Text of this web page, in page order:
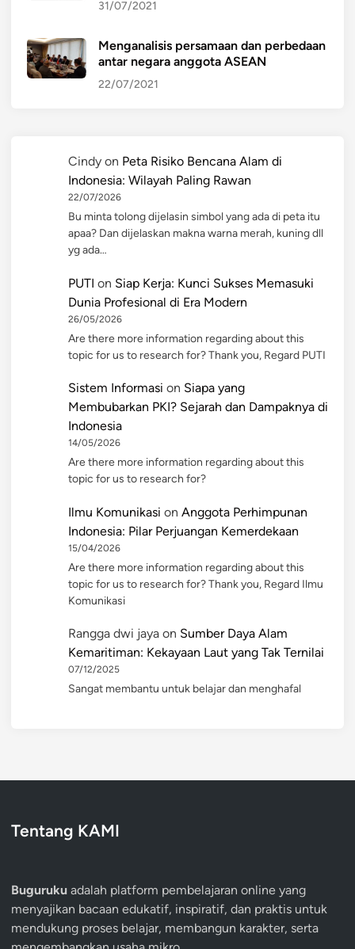
31/07/2021
Menganalisis persamaan dan perbedaan
antar negara anggota ASEAN
22/07/2021
Cindy on Peta Risiko Bencana Alam di
Indonesia: Wilayah Paling Rawan
22/07/2026
Bu minta tolong dijelasin simbol yang ada di peta itu
apaa? Dan dijelaskan makna warna merah, kuning dll
yg ada…
PUTI on Siap Kerja: Kunci Sukses Memasuki
Dunia Profesional di Era Modern
26/05/2026
Are there more information regarding about this
topic for us to research for? Thank you, Regard PUTI
Sistem Informasi on Siapa yang
Membubarkan PKI? Sejarah dan Dampaknya di
Indonesia
14/05/2026
Are there more information regarding about this
topic for us to research for?
Ilmu Komunikasi on Anggota Perhimpunan
Indonesia: Pilar Perjuangan Kemerdekaan
15/04/2026
Are there more information regarding about this
topic for us to research for? Thank you, Regard Ilmu
Komunikasi
Rangga dwi jaya on Sumber Daya Alam
Kemaritiman: Kekayaan Laut yang Tak Ternilai
07/12/2025
Sangat membantu untuk belajar dan menghafal
Tentang KAMI
Buguruku adalah platform pembelajaran online yang
menyajikan bacaan edukatif, inspiratif, dan praktis untuk
mendukung proses belajar, membangun karakter, serta